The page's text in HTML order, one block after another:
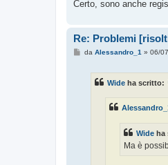
Certo, sono anche
Re: Problemi
Mda Alessandro_1 » 06/
Wide ha scritto:
Wide ha
Ma è